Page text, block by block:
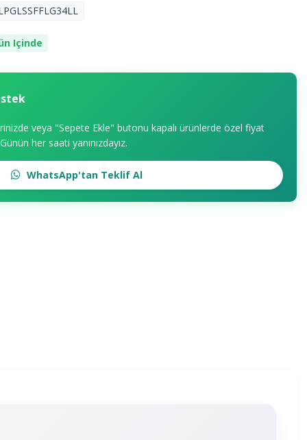
Içinde
veya "Sepete Ekle" butonu kapalı ürünlerde özel fiyat
her saati yanınızdayız.
WhatsApp'tan Teklif Al